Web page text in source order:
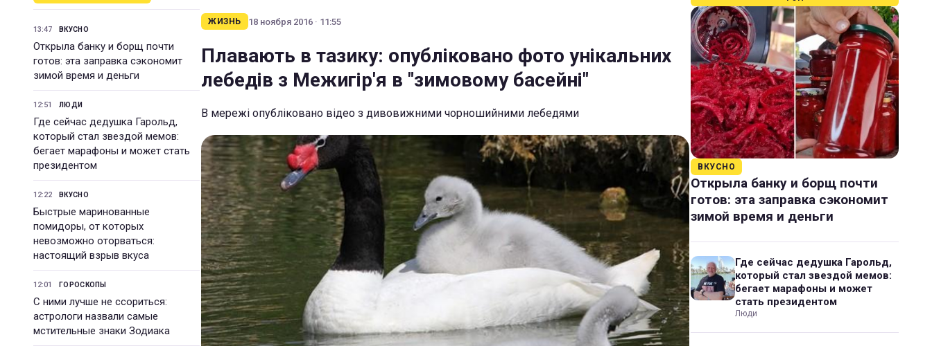
13:47 ВКУСНО
Открыла банку и борщ почти
готов: эта заправка сэкономит
зимой время и деньги
12:51 ЛЮДИ
Где сейчас дедушка Гарольд,
который стал звездой мемов:
бегает марафоны и может стать
президентом
12:22 ВКУСНО
Быстрые маринованные
помидоры, от которых
невозможно оторваться:
настоящий взрыв вкуса
12:01 ГОРОСКОПЫ
С ними лучше не ссориться:
астрологи назвали самые
мстительные знаки Зодиака
ЖИЗНЬ 18 ноября 2016 · 11:55
Плавають в тазику: опубліковано фото унікальних
лебедів з Межигір'я в "зимовому басейні"
В мережі опубліковано відео з дивовижними чорношийними лебедями
ВКУСНО
Открыла банку и борщ почти
готов: эта заправка сэкономит
зимой время и деньги
Где сейчас дедушка Гарольд,
который стал звездой мемов:
бегает марафоны и может
стать президентом
Люди